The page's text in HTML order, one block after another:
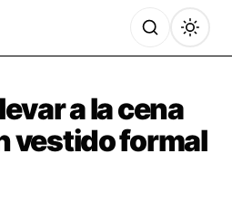
a la cena
vestido formal